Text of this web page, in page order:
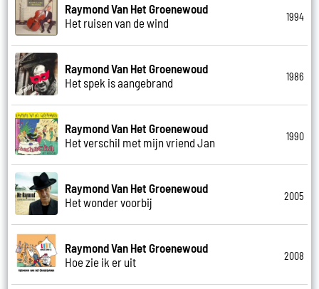
Raymond Van Het Groenewoud
Het ruisen van de wind
1994
Raymond Van Het Groenewoud
Het spek is aangebrand
1986
Raymond Van Het Groenewoud
Het verschil met mijn vriend Jan
1990
Raymond Van Het Groenewoud
Het wonder voorbij
2005
Raymond Van Het Groenewoud
Hoe zie ik er uit
2008